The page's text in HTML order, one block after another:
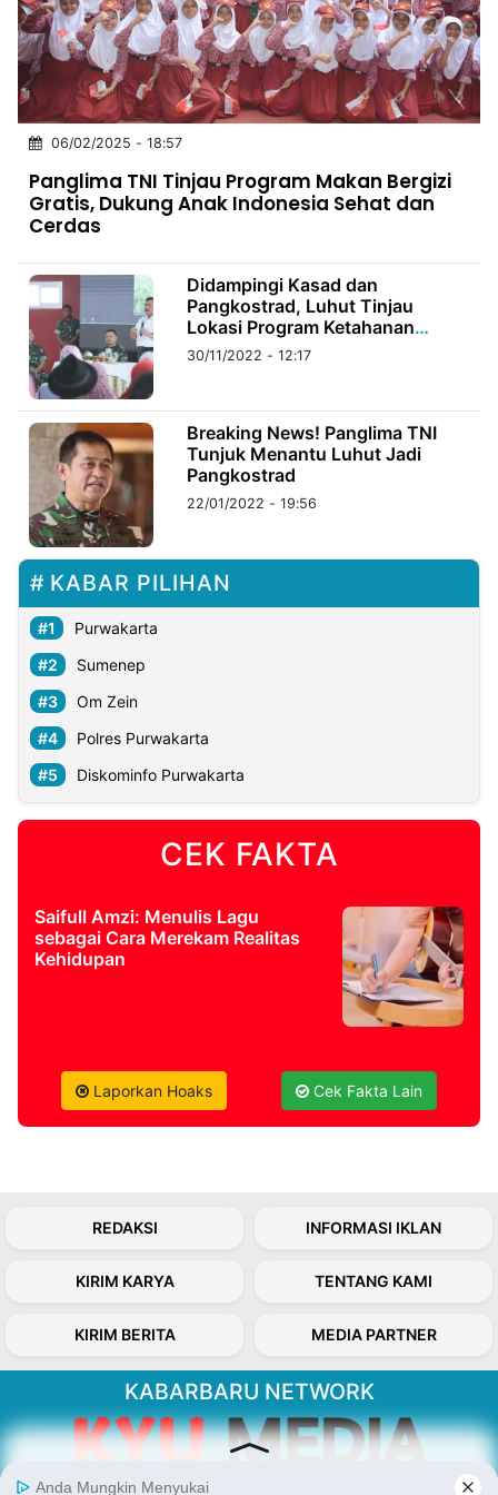
INDONESIA
Partner
NTB
Time
IDN
Jogja
Rakyat
News
Notice
Baru
Kabarbaru
Kabarbaru.co
2026
PT.
Kabarbaru
Holding
06/02/2025 - 18:57
Panglima TNI Tinjau Program Makan Bergizi
Gratis, Dukung Anak Indonesia Sehat dan
Cerdas
Didampingi Kasad dan
Pangkostrad, Luhut Tinjau
Lokasi Program Ketahanan
Pangan
30/11/2022 - 12:17
Breaking News! Panglima TNI
Tunjuk Menantu Luhut Jadi
Pangkostrad
22/01/2022 - 19:56
KABAR PILIHAN
Purwakarta
Sumenep
Om Zein
Polres Purwakarta
Diskominfo Purwakarta
CEK FAKTA
Saifull Amzi: Menulis Lagu
sebagai Cara Merekam Realitas
Kehidupan
Laporkan Hoaks Cek Fakta Lain
REDAKSI INFORMASI IKLAN
KIRIM KARYA TENTANG KAMI
KIRIM BERITA MEDIA PARTNER
KABARBARU NETWORK